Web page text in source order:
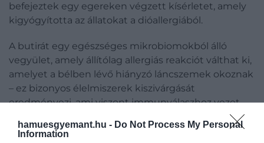
hamuesgyemant.hu - Do Not Process My Personal
Information
befejeztek egy egereken végzett kísérletet, amely
kigyógyította az állatokat a dióallergiából.
A butirát egy egészséges mikrobiomokból álló
vegyület, amely állítólag allergiás reakciót válthat ki,
amelyet a bélben lévő hiányzó láncszemek okoznak
– ez bizonyos élelmiszerek kiszivárgását
eredményezi, ami viszont immunválaszhoz vezet.